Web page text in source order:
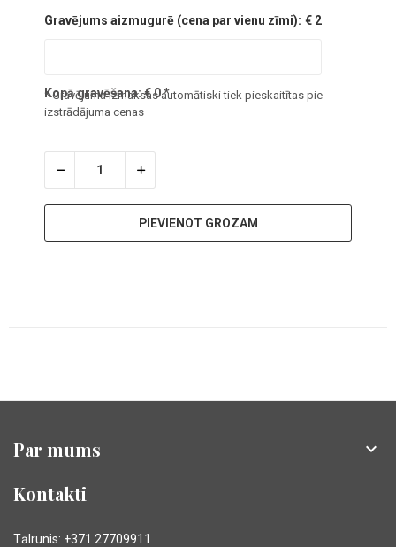
Gravējums aizmugurē (cena par vienu zīmi): € 2
Kopā gravēšana:€0*
* Gravējuma izmaksas automātiski tiek pieskaitītas pie
izstrādājuma cenas
PIEVIENOT GROZAM
Par mums 
Kontakti
Tālrunis: +371 27709911